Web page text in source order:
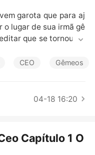
garota que para aj
o lugar de sua irmã gê
que se tornou bo
de Saymon Carpente
CEO Gêmeos
04-18 16:20
Capítulo 1 O